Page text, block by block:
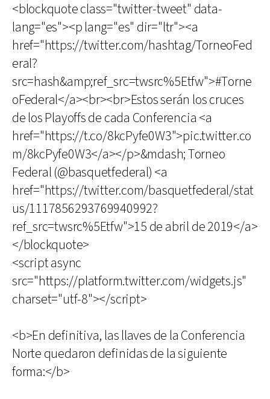
<blockquote class="twitter-tweet" data-
lang="es"><p lang="es" dir="ltr"><a
href="https://twitter.com/hashtag/TorneoFed
eral?
src=hash&amp;ref_src=twsrc%5Etfw">#Torne
oFederal</a><br><br>Estos serán los cruces
de los Playoffs de cada Conferencia <a
href="https://t.co/8kcPyfe0W3">pic.twitter.co
m/8kcPyfe0W3</a></p>&mdash; Torneo
Federal (@basquetfederal) <a
href="https://twitter.com/basquetfederal/stat
us/1117856293769940992?
ref_src=twsrc%5Etfw">15 de abril de 2019</a>
</blockquote>
<script async
src="https://platform.twitter.com/widgets.js"
charset="utf-8"></script>
<b>En definitiva, las llaves de la Conferencia
Norte quedaron definidas de la siguiente
forma:</b>